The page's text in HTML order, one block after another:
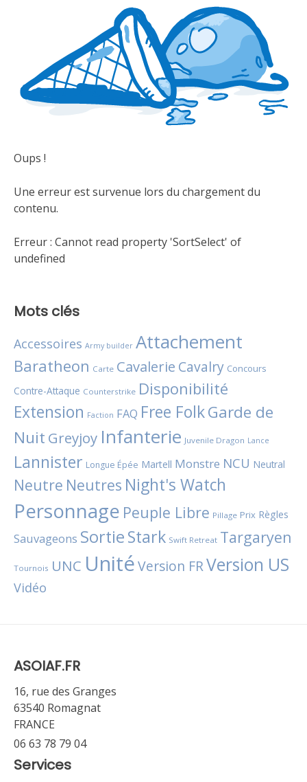
Oups !
Une erreur est survenue lors du chargement du
contenu.
Erreur : Cannot read property 'SortSelect' of
undefined
Mots clés
Accessoires Army builder Attachement
Baratheon Carte Cavalerie Cavalry Concours
Contre-Attaque Counterstrike Disponibilité
Extension Faction FAQ Free FolkGarde de
Nuit Greyjoy Infanterie Juvenile Dragon Lance
Lannister Longue Épée Martell Monstre NCU Neutral
Neutre Neutres Night's Watch
Personnage Peuple Libre Pillage Prix Règles
Sauvageons SortieStark Swift Retreat Targaryen
Tournois UNC UnitéVersion FRVersion US
Vidéo
ASOIAF.FR
16, rue des Granges
63540 Romagnat
FRANCE
06 63 78 79 04
Services